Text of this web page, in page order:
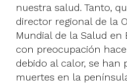
nuestra salud. Tanto,
director regional de la
Mundial de la Salud en
con preocupación
debido al calor, se han
muertes en la